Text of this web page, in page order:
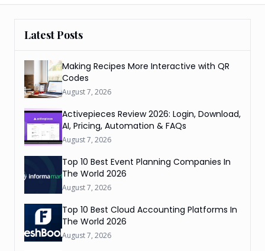
Latest Posts
Making Recipes More Interactive with QR
Codes
August 7, 2026
Activepieces Review 2026: Login, Download,
AI, Pricing, Automation & FAQs
August 7, 2026
Top 10 Best Event Planning Companies In
The World 2026
August 7, 2026
Top 10 Best Cloud Accounting Platforms In
The World 2026
August 7, 2026